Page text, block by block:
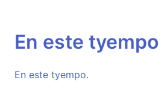
En este tyempo
En este tyempo.